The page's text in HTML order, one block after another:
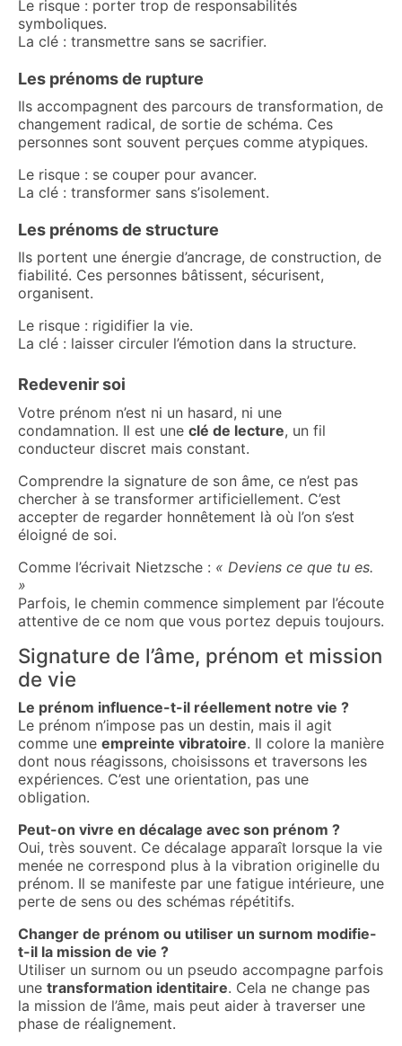
Le risque : porter trop de responsabilités
symboliques.
La clé : transmettre sans se sacrifier.
Les prénoms de rupture
Ils accompagnent des parcours de transformation, de
changement radical, de sortie de schéma. Ces
personnes sont souvent perçues comme atypiques.
Le risque : se couper pour avancer.
La clé : transformer sans s’isolement.
Les prénoms de structure
Ils portent une énergie d’ancrage, de construction, de
fiabilité. Ces personnes bâtissent, sécurisent,
organisent.
Le risque : rigidifier la vie.
La clé : laisser circuler l’émotion dans la structure.
Redevenir soi
Votre prénom n’est ni un hasard, ni une
condamnation. Il est une clé de lecture, un fil
conducteur discret mais constant.
Comprendre la signature de son âme, ce n’est pas
chercher à se transformer artificiellement. C’est
accepter de regarder honnêtement là où l’on s’est
éloigné de soi.
Comme l’écrivait Nietzsche : « Deviens ce que tu es.
»
Parfois, le chemin commence simplement par l’écoute
attentive de ce nom que vous portez depuis toujours.
Signature de l’âme, prénom et mission
de vie
Le prénom influence-t-il réellement notre vie ?
Le prénom n’impose pas un destin, mais il agit
comme une empreinte vibratoire. Il colore la manière
dont nous réagissons, choisissons et traversons les
expériences. C’est une orientation, pas une
obligation.
Peut-on vivre en décalage avec son prénom ?
Oui, très souvent. Ce décalage apparaît lorsque la vie
menée ne correspond plus à la vibration originelle du
prénom. Il se manifeste par une fatigue intérieure, une
perte de sens ou des schémas répétitifs.
Changer de prénom ou utiliser un surnom modifie-
t-il la mission de vie ?
Utiliser un surnom ou un pseudo accompagne parfois
une transformation identitaire. Cela ne change pas
la mission de l’âme, mais peut aider à traverser une
phase de réalignement.